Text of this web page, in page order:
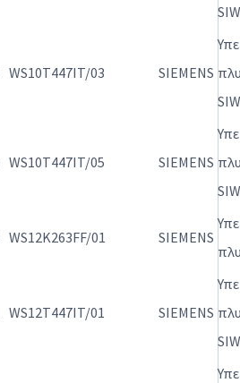
WS10T447IT/03 SIEMENS
WS10T447IT/05 SIEMENS
WS12K263FF/01 SIEMENS
WS12T447IT/01 SIEMENS